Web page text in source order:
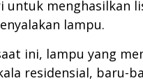
untuk menghasilkan
lampu.
ini, lampu yang
residensial, baru-